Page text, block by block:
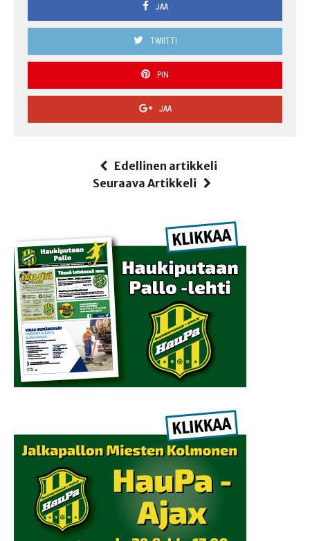
JAA
TWIITTI
PIN
JAA
Edellinen artikkeli
Seuraava Artikkeli